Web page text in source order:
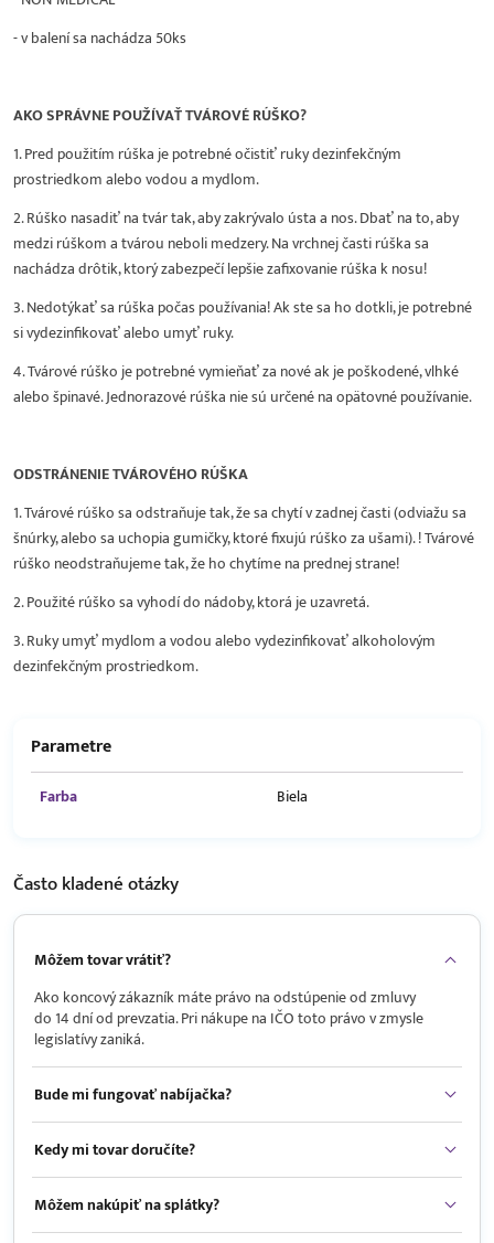
- v balení sa nachádza 50ks
AKO SPRÁVNE POUŽÍVAŤ TVÁROVÉ RÚŠKO?
1. Pred použitím rúška je potrebné očistiť ruky dezinfekčným
prostriedkom alebo vodou a mydlom.
2. Rúško nasadiť na tvár tak, aby zakrývalo ústa a nos. Dbať na to, aby
medzi rúškom a tvárou neboli medzery. Na vrchnej časti rúška sa
nachádza drôtik, ktorý zabezpečí lepšie zafixovanie rúška k nosu!
3. Nedotýkať sa rúška počas používania! Ak ste sa ho dotkli, je potrebné
si vydezinfikovať alebo umyť ruky.
4. Tvárové rúško je potrebné vymieňať za nové ak je poškodené, vlhké
alebo špinavé. Jednorazové rúška nie sú určené na opätovné používanie.
ODSTRÁNENIE TVÁROVÉHO RÚŠKA
1. Tvárové rúško sa odstraňuje tak, že sa chytí v zadnej časti (odviažu sa
šnúrky, alebo sa uchopia gumičky, ktoré fixujú rúško za ušami). ! Tvárové
rúško neodstraňujeme tak, že ho chytíme na prednej strane!
2. Použité rúško sa vyhodí do nádoby, ktorá je uzavretá.
3. Ruky umyť mydlom a vodou alebo vydezinfikovať alkoholovým
dezinfekčným prostriedkom.
Parametre
Farba Biela
Často kladenéotázky
Môžem tovar vrátiť?
Ako koncový zákazník máte právo na odstúpenie od zmluvy
do 14 dní od prevzatia. Pri nákupe na IČO toto právo v zmysle
legislatívy zaniká.
Bude mi fungovať nabíjačka?
Kedy mi tovar doručíte?
Môžem nakúpiť na splátky?